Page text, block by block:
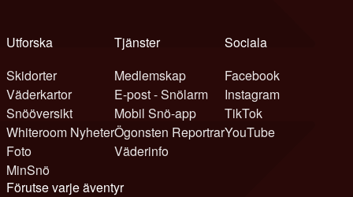
Utforska
Skidorter
Väderkartor
Snööversikt
Whiteroom Nyheter
Foto
MinSnö
Tjänster
Medlemskap
E-post - Snölarm
Mobil Snö-app
Ögonsten Reportrar
Väderinfo
Sociala
Facebook
Instagram
TikTok
YouTube
Förutse varje äventyr